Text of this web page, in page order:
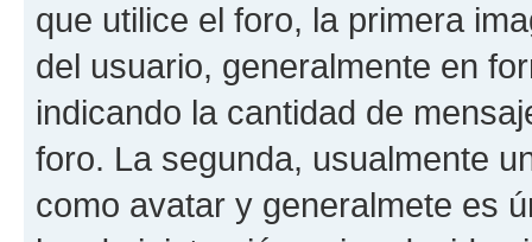
que utilice el foro, la primera
del usuario, generalmente en
indicando la cantidad de
foro. La segunda, usualmente
como avatar y generalmete es